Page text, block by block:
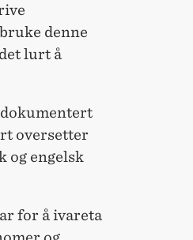
denne
lurt å
oversetter
og engelsk
for å ivareta